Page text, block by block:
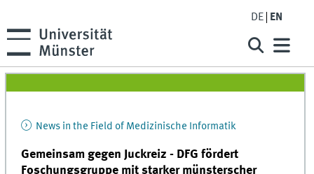
DE EN
News in the Field of Medizinische Informatik
Gemeinsam gegen Juckreiz - DFG fördert
Foschungsgruppe mit starker münsterscher